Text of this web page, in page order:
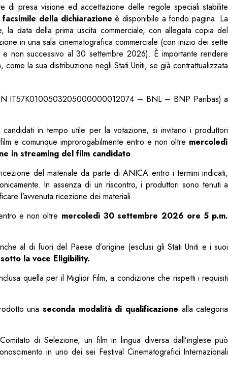
di presa visione ed accettazione delle regole speciali stabilite
facsimile della dichiarazione è disponibile a fondo pagina. La
la data della prima uscita commerciale, con allegata copia del
in una sala cinematografica commerciale (con inizio dei sette
non successivo al 30 settembre 2026). È importante rendere
la sua distribuzione negli Stati Uniti, se già contrattualizzata
IT57K0100503205000000012074 – BNL – BNP Paribas) a
in tempo utile per la votazione, si invitano i produttori
e comunque improrogabilmente entro e non oltre mercoledì
in streaming del film candidato.
del materiale da parte di ANICA entro i termini indicati,
In assenza di un riscontro, i produttori sono tenuti a
l’avvenuta ricezione dei materiali.
e non oltre mercoledì 30 settembre 2026 ore 5 p.m.
al di fuori del Paese d’origine (esclusi gli Stati Uniti e i suoi
la voce Eligibility.
quella per il Miglior Film, a condizione che rispetti i requisiti
unaseconda modalità di qualificazione alla categoria
di Selezione, un film in lingua diversa dall’inglese può
in uno dei sei Festival Cinematografici Internazionali